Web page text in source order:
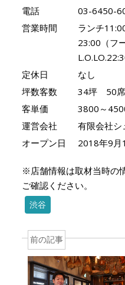
電話
03-6450-
営業時間
ランチ
23:00（フ
定休日
なし
坪数客数
34坪 50席
客単価
3800～
運営会社
有限会社シ
オープン日
2018年9月
※店舗情報は取材当時の
ご確認ください。
渋谷
前の記事